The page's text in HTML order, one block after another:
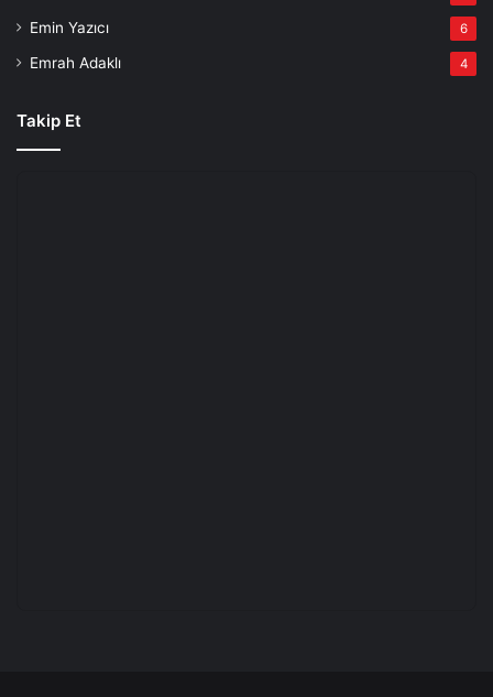
Emin Yazıcı 6
Emrah Adaklı 4
Takip Et